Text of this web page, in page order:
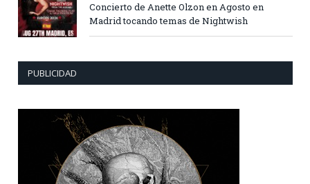
Concierto de Anette Olzon en Agosto en
Madrid tocando temas de Nightwish
PUBLICIDAD